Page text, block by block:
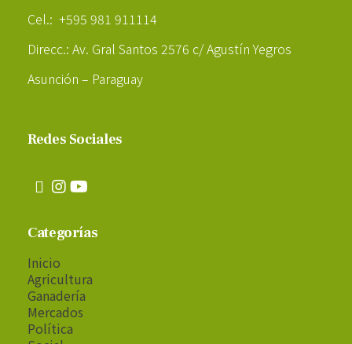
Cel.: +595 981 911114
Direcc.: Av. Gral Santos 2576 c/ Agustín Yegros
Asunción – Paraguay
Redes Sociales
Categorías
Inicio
Agricultura
Ganadería
Mercados
Política